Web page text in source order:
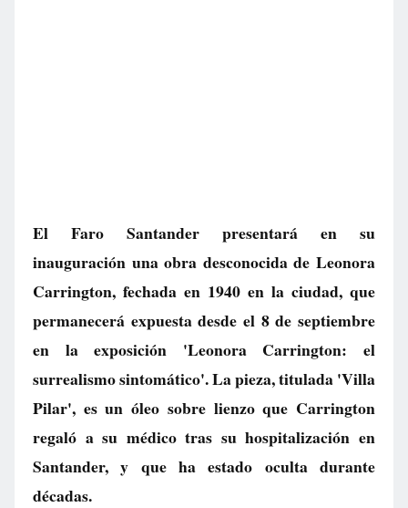
El Faro Santander presentará en su
inauguración una obra desconocida de Leonora
Carrington, fechada en 1940 en la ciudad, que
permanecerá expuesta desde el 8 de septiembre
en la exposición 'Leonora Carrington: el
surrealismo sintomático'. La pieza, titulada 'Villa
Pilar', es un óleo sobre lienzo que Carrington
regaló a su médico tras su hospitalización en
Santander, y que ha estado oculta durante
décadas.